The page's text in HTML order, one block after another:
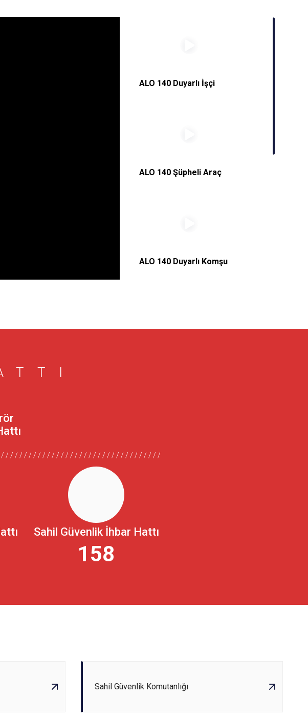
ALO 140 Duyarlı İşçi
ALO 140 Şüpheli Araç
ALO 140 Duyarlı Komşu
Hep Birlikte Durduralım-2
Sahil Güvenlik İhbar Hattı
158
Sahil Güvenlik Komutanlığı